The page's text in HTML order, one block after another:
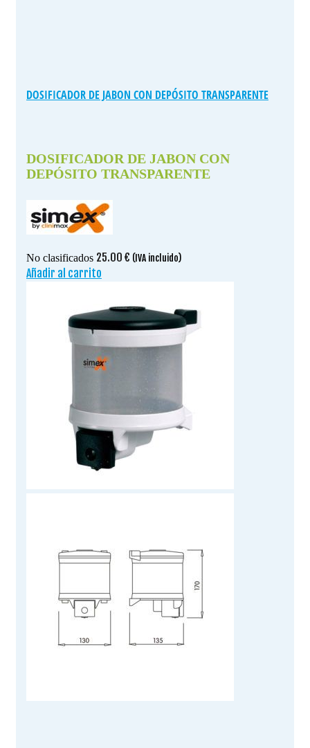
DOSIFICADOR DE JABON CON DEPÓSITO TRANSPARENTE
DOSIFICADOR DE JABON CON
DEPÓSITO TRANSPARENTE
No clasificados 25.00 € (IVA incluido)
Añadir al carrito